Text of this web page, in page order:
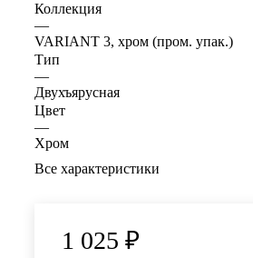
Коллекция
—
VARIANT 3, хром (пром. упак.)
Тип
—
Двухъярусная
Цвет
—
Хром
Все характеристики
1 025 ₽